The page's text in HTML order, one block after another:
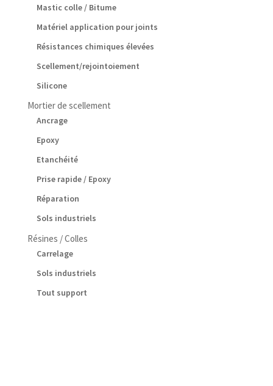
Mastic colle / Bitume
Matériel application pour joints
Résistances chimiques élevées
Scellement/rejointoiement
Silicone
Mortier de scellement
Ancrage
Epoxy
Etanchéité
Prise rapide / Epoxy
Réparation
Sols industriels
Résines / Colles
Carrelage
Sols industriels
Tout support